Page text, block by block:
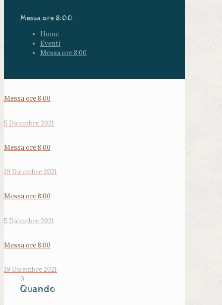
Messa ore 8:00
Home
Eventi
Messa ore 8:00
Messa ore 8:00
5 Dicembre 2021
Messa ore 8:00
19 Dicembre 2021
Messa ore 8:00
5 Dicembre 2021
Messa ore 8:00
19 Dicembre 2021
0
Quando